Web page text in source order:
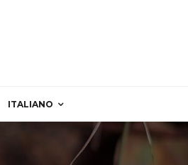
ITALIANO